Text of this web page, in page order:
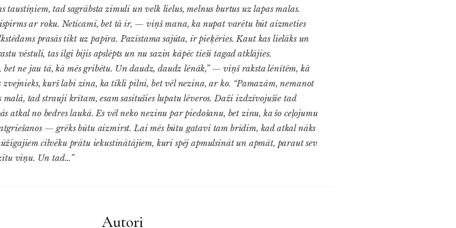
taustiņiem, tad sagrābsta zīmuli un velk lielus, melnus burtus uz lapas malas.
ar roku. Neticami, bet tā ir, — viņš mana, ka nupat varētu būt aizmeties
prasās tikt uz papīra. Pazīstama sajūta, ir pieķēries. Kaut kas lielāks un
vēstuli, tas ilgi bijis apslēpts un nu sazin kāpēc tieši tagad atklājies.
bet ne jau tā, kā mēs gribētu. Un daudz, daudz lēnāk,” — viņš raksta lēnītēm, kā
zvejnieks, kurš labi zina, ka tīkli pilni, bet vēl nezina, ar ko. “Pamazām, nemanot
malā, tad strauji krītam, esam sasitušies lupatu lēveros. Daži izdzīvojušie tad
atkal no bedres laukā. Es vēl neko nezinu par piedošanu, bet zinu, ka šo ceļojumu
— grēks būtu aizmirst. Lai mēs būtu gatavi tam brīdim, kad atkal nāks
cilvēku prātu iekustinātājiem, kuri spēj apmulsināt un apmāt, paraut sev
viņu. Un tad…”
Autori